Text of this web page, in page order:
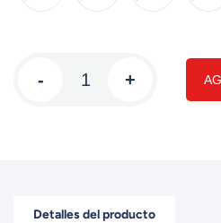
- +
Detalles del producto